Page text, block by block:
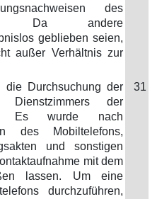
des
Da andere
geblieben seien,
außer Verhältnis zur
Durchsuchung der
der
Es wurde nach
des Mobiltelefons,
und sonstigen
mit dem
lassen. Um eine
durchzuführen,
31